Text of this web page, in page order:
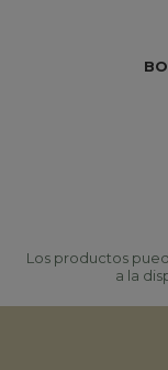
Los productos
a la